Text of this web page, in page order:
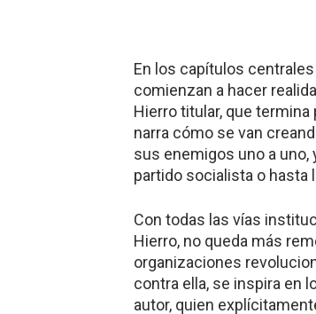
En los capítulos
comienzan a hacer
Hierro titular, que
narra cómo se van
sus enemigos uno a
partido socialista o hasta
Con todas las vías
Hierro, no queda más
organizaciones
contra ella, se inspira en
autor, quien